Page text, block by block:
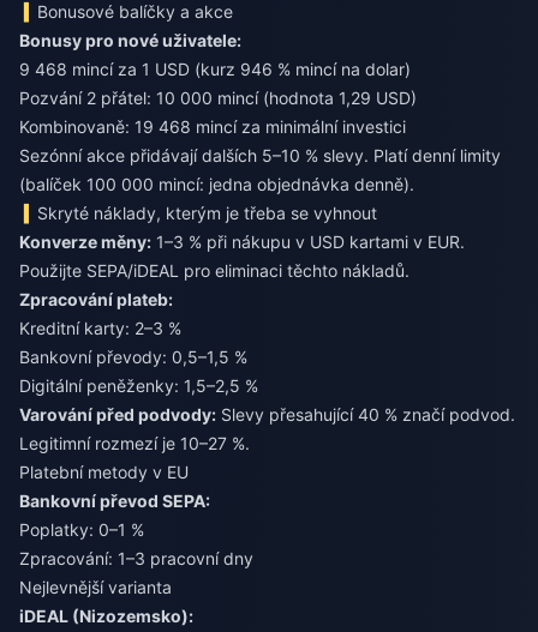
Bonusové balíčky a akce
Bonusy pro nové uživatele:
9 468 mincí za 1 USD (kurz 946 % mincí na dolar)
Pozvání 2 přátel: 10 000 mincí (hodnota 1,29 USD)
Kombinovaně: 19 468 mincí za minimální investici
Sezónní akce přidávají dalších 5–10 % slevy. Platí denní limity
(balíček 100 000 mincí: jedna objednávka denně).
Skryté náklady, kterým je třeba se vyhnout
Konverze měny: 1–3 % při nákupu v USD kartami v EUR.
Použijte SEPA/iDEAL pro eliminaci těchto nákladů.
Zpracování plateb:
Kreditní karty: 2–3 %
Bankovní převody: 0,5–1,5 %
Digitální peněženky: 1,5–2,5 %
Varování před podvody: Slevy přesahující 40 % značí podvod.
Legitimní rozmezí je 10–27 %.
Platební metody v EU
Bankovní převod SEPA:
Poplatky: 0–1 %
Zpracování: 1–3 pracovní dny
Nejlevnější varianta
iDEAL (Nizozemsko):